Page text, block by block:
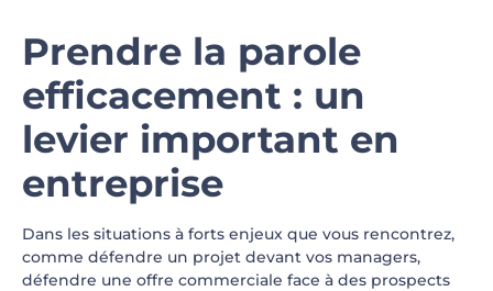
Prendre la parole
efficacement : un
levier important en
entreprise
Dans les situations à forts enjeux que vous rencontrez,
comme défendre un projet devant vos managers,
défendre une offre commerciale face à des prospects